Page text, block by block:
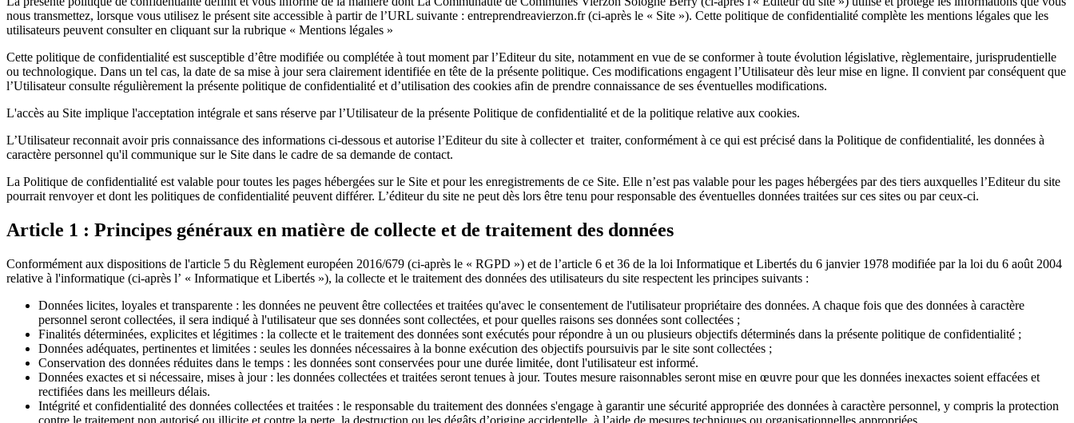
nous transmettez, lorsque vous utilisez le présent site accessible à partir de l’URL suivante : entreprendreavierzon.fr (ci-après le « Site »). Cette politique de confidentialité complète les mentions légales que les
utilisateurs peuvent consulter en cliquant sur la rubrique « Mentions légales »
Cette politique de confidentialité est susceptible d’être modifiée ou complétée à tout moment par l’Editeur du site, notamment en vue de se conformer à toute évolution législative, règlementaire, jurisprudentielle
ou technologique. Dans un tel cas, la date de sa mise à jour sera clairement identifiée en tête de la présente politique. Ces modifications engagent l’Utilisateur dès leur mise en ligne. Il convient par conséquent que
l’Utilisateur consulte régulièrement la présente politique de confidentialité et d’utilisation des cookies afin de prendre connaissance de ses éventuelles modifications.
L'accès au Site implique l'acceptation intégrale et sans réserve par l’Utilisateur de la présente Politique de confidentialité et de la politique relative aux cookies.
L’Utilisateur reconnait avoir pris connaissance des informations ci-dessous et autorise l’Editeur du site à collecter et traiter, conformément à ce qui est précisé dans la Politique de confidentialité, les données à
caractère personnel qu'il communique sur le Site dans le cadre de sa demande de contact.
La Politique de confidentialité est valable pour toutes les pages hébergées sur le Site et pour les enregistrements de ce Site. Elle n’est pas valable pour les pages hébergées par des tiers auxquelles l’Editeur du site
pourrait renvoyer et dont les politiques de confidentialité peuvent différer. L’éditeur du site ne peut dès lors être tenu pour responsable des éventuelles données traitées sur ces sites ou par ceux-ci.
Article 1 : Principes généraux en matière de collecte et de traitement des données
Conformément aux dispositions de l'article 5 du Règlement européen 2016/679 (ci-après le « RGPD ») et de l’article 6 et 36 de la loi Informatique et Libertés du 6 janvier 1978 modifiée par la loi du 6 août 2004
relative à l'informatique (ci-après l’ « Informatique et Libertés »), la collecte et le traitement des données des utilisateurs du site respectent les principes suivants :
Données licites, loyales et transparente : les données ne peuvent être collectées et traitées qu'avec le consentement de l'utilisateur propriétaire des données. A chaque fois que des données à caractère
personnel seront collectées, il sera indiqué à l'utilisateur que ses données sont collectées, et pour quelles raisons ses données sont collectées ;
Finalités déterminées, explicites et légitimes : la collecte et le traitement des données sont exécutés pour répondre à un ou plusieurs objectifs déterminés dans la présente politique de confidentialité ;
Données adéquates, pertinentes et limitées : seules les données nécessaires à la bonne exécution des objectifs poursuivis par le site sont collectées ;
Conservation des données réduites dans le temps : les données sont conservées pour une durée limitée, dont l'utilisateur est informé.
Données exactes et si nécessaire, mises à jour : les données collectées et traitées seront tenues à jour. Toutes mesure raisonnables seront mise en œuvre pour que les données inexactes soient effacées et
rectifiées dans les meilleurs délais.
Intégrité et confidentialité des données collectées et traitées : le responsable du traitement des données s'engage à garantir une sécurité appropriée des données à caractère personnel, y compris la protection